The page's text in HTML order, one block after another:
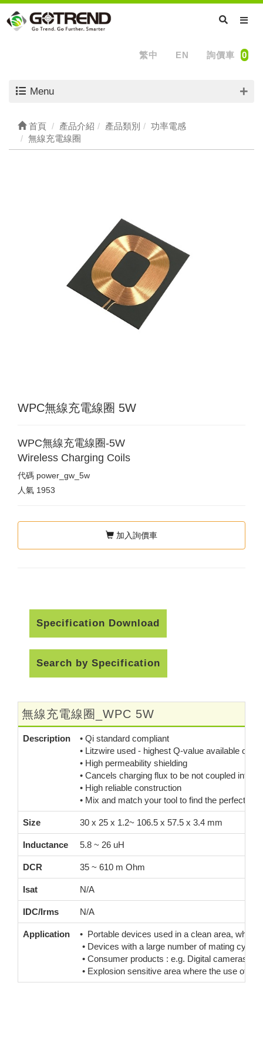
繁中 EN 詢價車 0
Menu
首頁 產品介紹 產品類別
功率電感
無線充電線圈
WPC無線充電線圈 5W
WPC無線充電線圈-5W
Wireless Charging Coils
代碼 power_gw_5w
人氣 1953
加入詢價車
Specification Download
Search by Specification
無線充電線圈_WPC 5W
Description
• Qi standard compliant
• Litzwire used - highest Q-value available on
• High permeability shielding
• Cancels charging flux to be not coupled into
• High reliable construction
• Mix and match your tool to find the perfect
Size 30 x 25 x 1.2~ 106.5 x 57.5 x 3.4 mm
Inductance 5.8 ~ 26 uH
DCR 35 ~ 610 m Ohm
Isat N/A
IDC/Irms N/A
Application
• Portable devices used in a clean area,
• Devices with a large number of mating
• Consumer products : e.g. Digital cameras,
• Explosion sensitive area where the use of a